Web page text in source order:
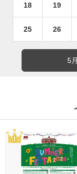
18 19
25 26
5